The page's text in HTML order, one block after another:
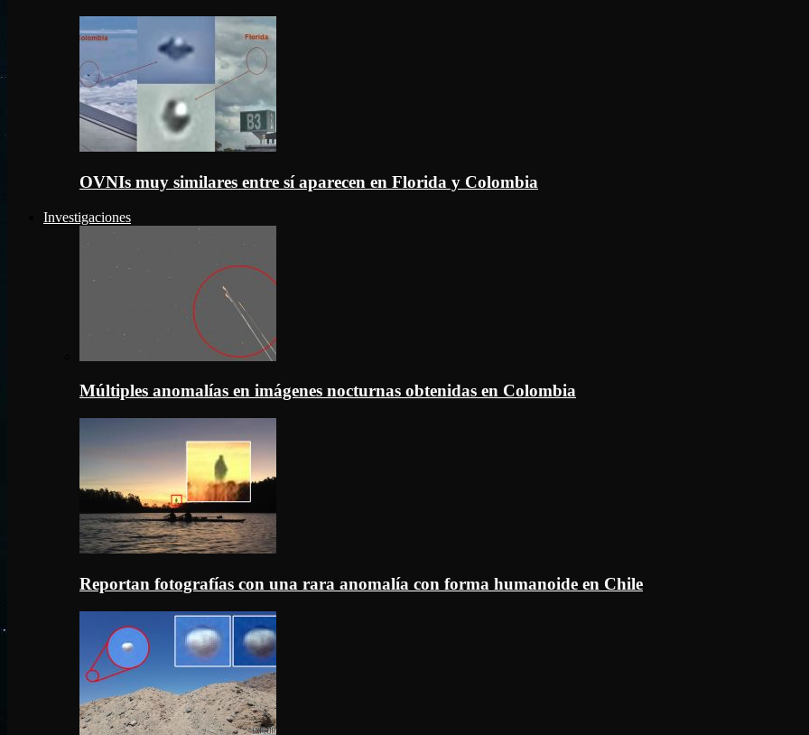
OVNIs muy similares entre sí aparecen en Florida y Colombia
Investigaciones
Múltiples anomalías en imágenes nocturnas obtenidas en Colombia
Reportan fotografías con una rara anomalía con forma humanoide en Chile